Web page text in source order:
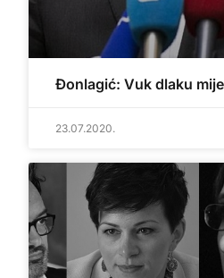
Đonlagić: Vuk dlaku
23.07.2020.